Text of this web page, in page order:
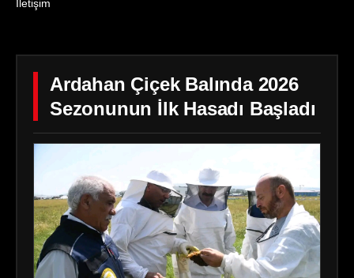
İletişim
Ardahan Çiçek Balında 2026
Sezonunun İlk Hasadı Başladı